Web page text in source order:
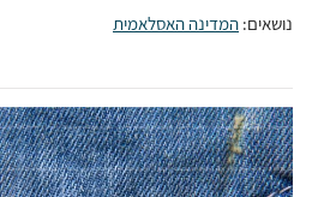
נושאים: המדינה האסלאמית